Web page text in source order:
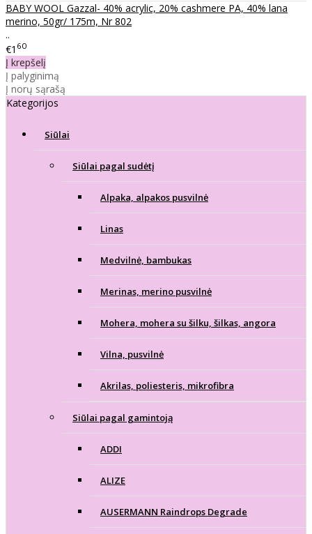
BABY WOOL Gazzal- 40% acrylic, 20% cashmere PA, 40% lana
merino, 50gr/ 175m, Nr 802
..
€1 60
Į krepšelį
Į palyginimą
Į norų sąrašą
Kategorijos
Siūlai
Siūlai pagal sudėtį
Alpaka, alpakos pusvilnė
Linas
Medvilnė, bambukas
Merinas, merino pusvilnė
Mohera, mohera su šilku, šilkas, angora
Vilna, pusvilnė
Akrilas, poliesteris, mikrofibra
Siūlai pagal gamintoją
ADDI
ALIZE
AUSERMANN Raindrops Degrade